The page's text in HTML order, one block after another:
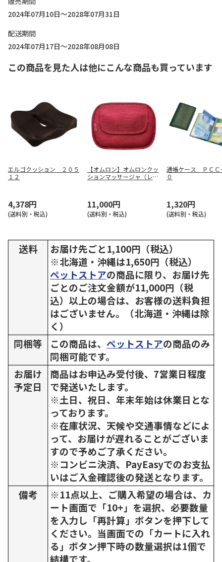
2024年07月10日～2028年07月31日
配送期間
2024年07月17日～2028年08月08日
この商品を見た人は他にこんな商品も買っています
エルゴクッション ２０５
１２
4,378円
(送料別・税込)
【オムロン】オムロンクッ
ションマッサージャ（レッ
11,000円
(送料別・税込)
通帳ケース ＰＣＣ
０
1,320円
(送料別・税込)
送料
お届け先ごと1,100円（税込）
※北海道・沖縄は1,650円（税込）
ペットストアの商品に限り、お届け先
ごとのご注文金額が11,000円（税
込）以上の場合は、お客様の送料負担
はございません。（北海道・沖縄は除
く）
同梱等
この商品は、 ペットストアの商品のみ
同梱可能です。
お届け
予定日
商品はお申込み受付後、7営業日程度
で発送いたします。
※土日、祝日、年末年始は休業日とな
っております。
※在庫状況、天候や交通事情などによ
って、お届けが遅れることがございま
すので予めご了承ください。
※コンビニ決済、PayEasyでのお支払
いはご入金確認後の発送となります。
備考
※11点以上、ご購入希望の場合は、カ
ート画面で「10+」を選択、必要数量
を入力し「再計算」ボタンを押下して
ください。当画面での「カートに入れ
る」ボタン押下時の数量選択は1個で
結構です。